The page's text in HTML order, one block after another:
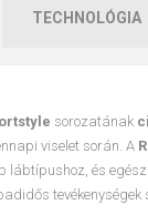
TECHNOLÓGIA
sorozatának
viselet során. A
lábtípushoz, és
tevékenységek